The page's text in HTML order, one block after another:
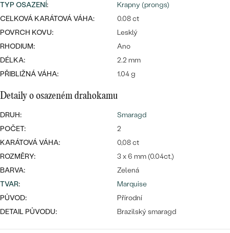
Wave kolekce
PODLE PŘÍLEŽITOSTI
PODLE BARVY
PODLE TVARU KAMENE
DIAMANTY
Nejprodávanější
náušnice
PROHLÉDNOUT
Personalizované
přívěsky
Nejprodávanější
prsteny
PROHLÉDNOUT
TYP OSAZENÍ:
Krapny (prongs)
CELKOVÁ KARÁTOVÁ VÁHA:
0.08 ct
POVRCH KOVU:
Lesklý
RHODIUM:
Ano
DÉLKA:
2.2 mm
PŘIBLIŽNÁ VÁHA:
1.04 g
Detaily o osazeném drahokamu
DRUH:
Smaragd
POČET:
2
KARÁTOVÁ VÁHA:
0,08 ct
ROZMĚRY:
3 x 6 mm (0.04ct.)
BARVA:
Zelená
TVAR:
Marquise
PŮVOD:
Přírodní
DETAIL PŮVODU:
Brazilský smaragd